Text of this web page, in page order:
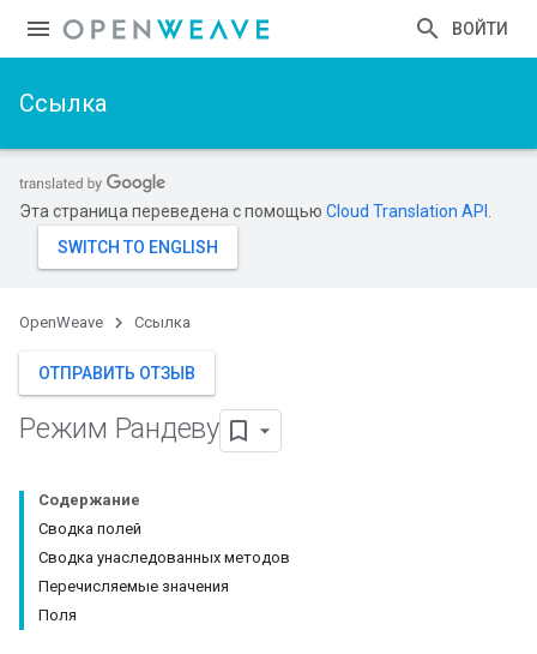
ВОЙТИ
Ссылка
Эта страница переведена с помощью Cloud Translation API
OpenWeave Ссылка
ОТПРАВИТЬ ОТЗЫВ
Режим Рандеву
Содержание
Сводка полей
Сводка унаследованных методов
Перечисляемые значения
Поля